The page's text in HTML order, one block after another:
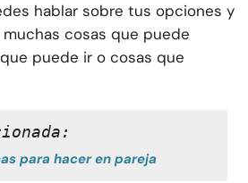
hablar sobre tus opciones y
muchas cosas que puede
puede ir o cosas que
para hacer en pareja